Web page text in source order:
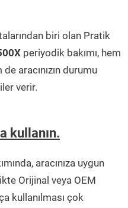
biri olan Pratik
periyodik bakımı, hem
aracınızın durumu
verir.
kullanın.
aracınıza uygun
Orijinal veya OEM
kullanılması çok